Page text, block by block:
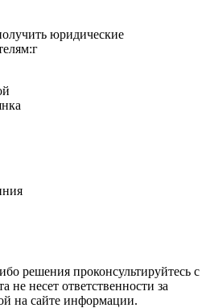
юридические
решения проконсультируйтесь с
не несет ответственности за
на сайте информации.